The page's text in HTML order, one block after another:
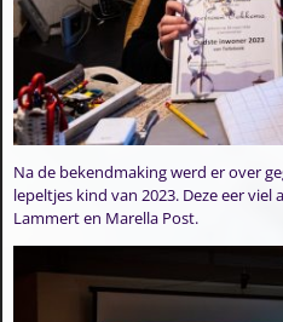
Na de bekendmaking werd er over
lepeltjes kind van 2023. Deze eer viel
Lammert en Marella Post.